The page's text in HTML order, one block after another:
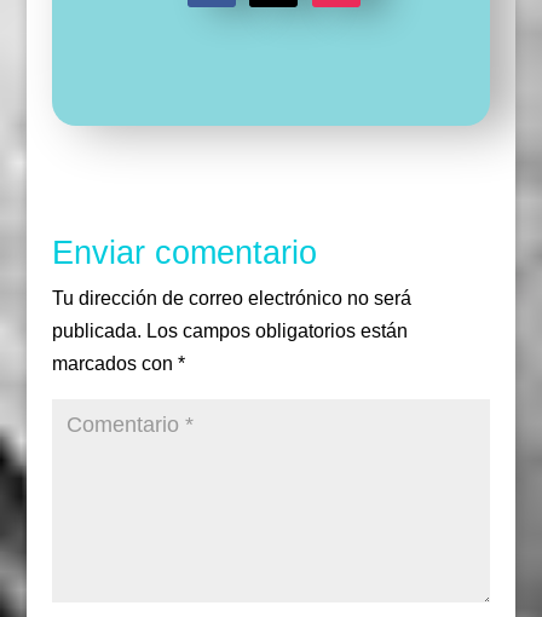
Enviar comentario
Tu dirección de correo electrónico no será
publicada. Los campos obligatorios están
marcados con *